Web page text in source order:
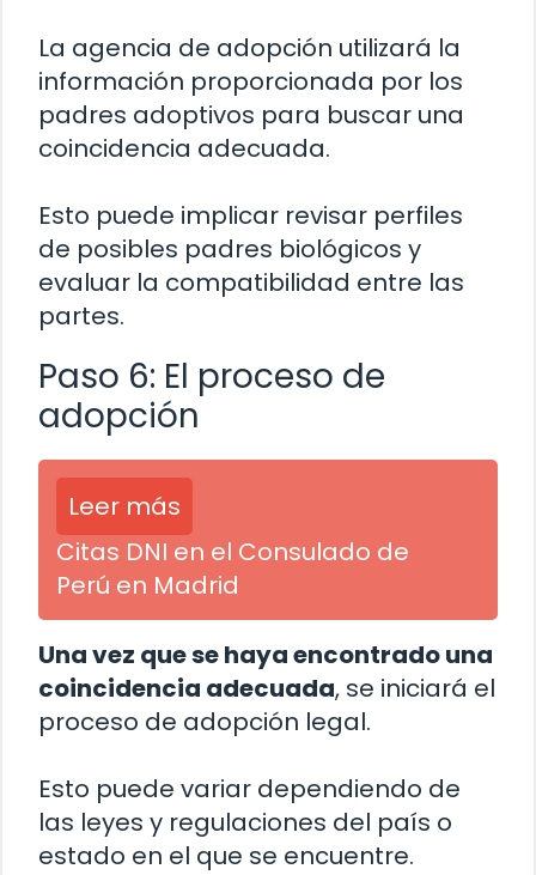
La agencia de adopción utilizará la
información proporcionada por los
padres adoptivos para buscar una
coincidencia adecuada.
Esto puede implicar revisar perfiles
de posibles padres biológicos y
evaluar la compatibilidad entre las
partes.
Paso 6: El proceso de
adopción
Leer más
Citas DNI en el Consulado de
Perú en Madrid
Una vez que se haya encontrado una
coincidencia adecuada, se iniciará el
proceso de adopción legal.
Esto puede variar dependiendo de
las leyes y regulaciones del país o
estado en el que se encuentre.